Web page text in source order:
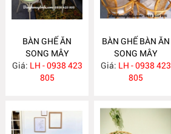
BÀN GHẾ ĂN
SONG MÂY
MA726
Giá: LH - 0938 423
805
BÀN GHẾ BÀN ĂN
SONG MÂY
MA725
Giá: LH - 0938 423
805